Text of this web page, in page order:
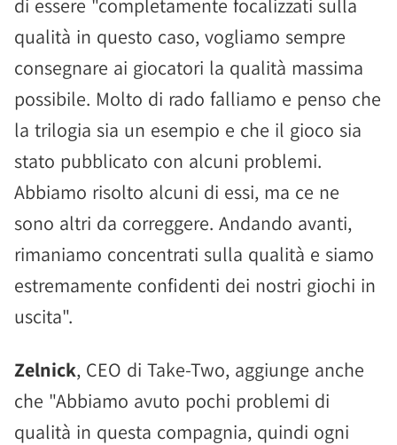
di essere "completamente focalizzati sulla
qualità in questo caso, vogliamo sempre
consegnare ai giocatori la qualità massima
possibile. Molto di rado falliamo e penso che
la trilogia sia un esempio e che il gioco sia
stato pubblicato con alcuni problemi.
Abbiamo risolto alcuni di essi, ma ce ne
sono altri da correggere. Andando avanti,
rimaniamo concentrati sulla qualità e siamo
estremamente confidenti dei nostri giochi in
uscita".
Zelnick, CEO di Take-Two, aggiunge anche
che "Abbiamo avuto pochi problemi di
qualità in questa compagnia, quindi ogni